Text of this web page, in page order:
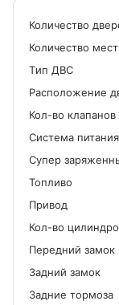
Количество
Количество мест
Tип ДВС
Расположение
Кол-во
Система питания
Cупер
Топливо
Привод
Кол-во
Передний замок
Задний замок
Задние тормоза